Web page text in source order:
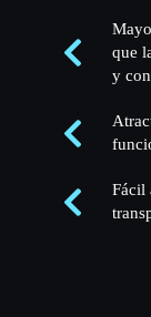
que
y
Fácil